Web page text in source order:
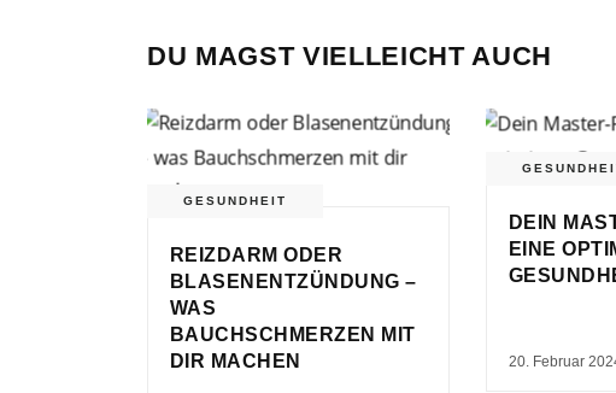
DU MAGST VIELLEICHT AUCH
GESUNDHEIT
REIZDARM ODER
BLASENENTZÜNDUNG –
WAS
BAUCHSCHMERZEN MIT
DIR MACHEN
DEIN
EINE
20. Februar